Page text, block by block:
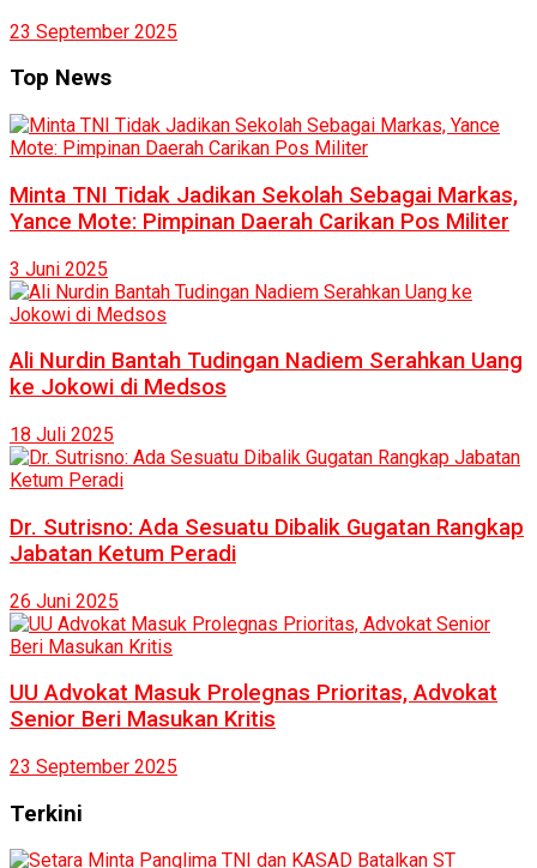
23 September 2025
Top News
Minta TNI Tidak Jadikan Sekolah Sebagai Markas,
Yance Mote: Pimpinan Daerah Carikan Pos Militer
3 Juni 2025
Ali Nurdin Bantah Tudingan Nadiem Serahkan Uang
ke Jokowi di Medsos
18 Juli 2025
Dr. Sutrisno: Ada Sesuatu Dibalik Gugatan Rangkap
Jabatan Ketum Peradi
26 Juni 2025
UU Advokat Masuk Prolegnas Prioritas, Advokat
Senior Beri Masukan Kritis
23 September 2025
Terkini